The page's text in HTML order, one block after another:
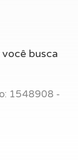
busca
1548908 -